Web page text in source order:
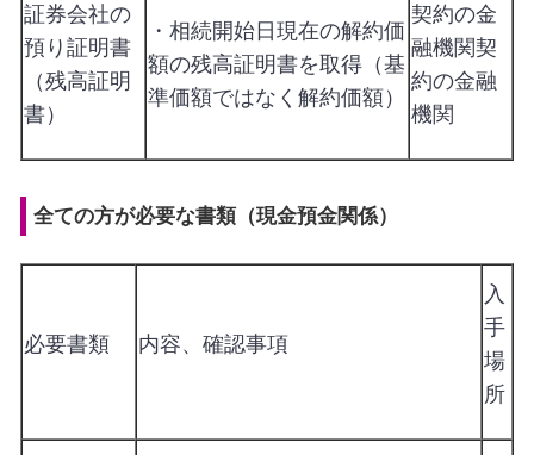
証券会社の
預り証明書
（残高証明
書）
・相続開始日現在の解約価
額の残高証明書を取得（基
準価額ではなく解約価額）
契約の金
融機関契
約の金融
機関
全ての方が必要な書類（現金預金関係）
必要書類 内容、確認事項
入
手
場
所